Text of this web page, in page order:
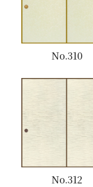
No.310
No.312